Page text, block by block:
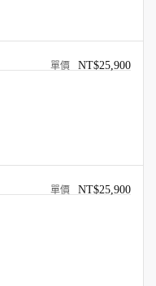
NT$25,900
NT$25,900